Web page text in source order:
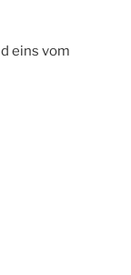
eins vom